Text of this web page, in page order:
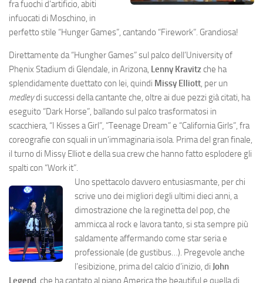
fra fuochi d’artificio, abiti
infuocati di Moschino, in
perfetto stile “Hunger Games”, cantando “Firework”. Grandiosa!
Direttamente da “Hungher Games” sul palco dell’University of
Phenix Stadium di Glendale, in Arizona, Lenny Kravitzche ha
splendidamente duettato con lei, quindi Missy Elliott, per un
medleydi successi della cantante che, oltre ai due pezzi già citati, ha
eseguito “Dark Horse”, ballando sul palco trasformatosi in
scacchiera, “I Kisses a Girl”, “Teenage Dream” e “California Girls”, fra
coreografie con squali in un’immaginaria isola. Prima del gran finale,
il turno di Missy Elliot e della sua crew che hanno fatto esplodere gli
spalti con “Work it”.
Uno spettacolo davvero entusiasmante, per chi
scrive uno dei migliori degli ultimi dieci anni, a
dimostrazione che la reginetta del pop, che
ammicca al rock e lavora tanto, si sta sempre più
saldamente affermando come star seria e
professionale (de gustibus…). Pregevole anche
l’esibizione, prima del calcio d’inizio, di John
Legend, che ha cantato al piano America the beautiful e quella di